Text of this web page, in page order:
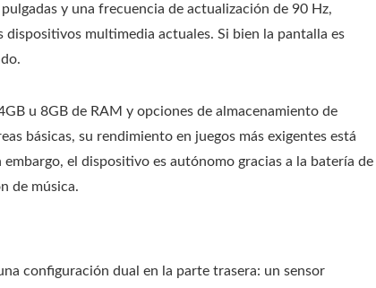
y una frecuencia de actualización de 90 Hz,
multimedia actuales. Si bien la pantalla es
u 8GB de RAM y opciones de almacenamiento de
básicas, su rendimiento en juegos más exigentes está
el dispositivo es autónomo gracias a la batería de
de música.
configuración dual en la parte trasera: un sensor